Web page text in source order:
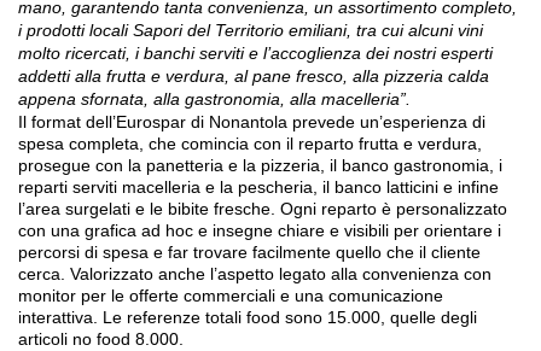
mano, garantendo tanta convenienza, un assortimento completo,
i prodotti locali Sapori del Territorio emiliani, tra cui alcuni vini
molto ricercati, i banchi serviti e l’accoglienza dei nostri esperti
addetti alla frutta e verdura, al pane fresco, alla pizzeria calda
appena sfornata, alla gastronomia, alla macelleria”.
Il format dell’Eurospar di Nonantola prevede un’esperienza di
spesa completa, che comincia con il reparto frutta e verdura,
prosegue con la panetteria e la pizzeria, il banco gastronomia, i
reparti serviti macelleria e la pescheria, il banco latticini e infine
l’area surgelati e le bibite fresche. Ogni reparto è personalizzato
con una grafica ad hoc e insegne chiare e visibili per orientare i
percorsi di spesa e far trovare facilmente quello che il cliente
cerca. Valorizzato anche l’aspetto legato alla convenienza con
monitor per le offerte commerciali e una comunicazione
interattiva. Le referenze totali food sono 15.000, quelle degli
articoli no food 8.000.